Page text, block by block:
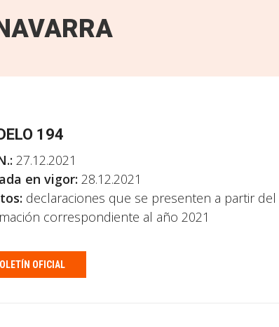
194
27.12.2021
en vigor: 28.12.2021
declaraciones que se presenten a partir
correspondiente al año 2021
OFICIAL